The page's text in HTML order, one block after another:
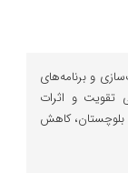
و برنامه‌های
تقویت و اثرات
بلوچستان، کاهش